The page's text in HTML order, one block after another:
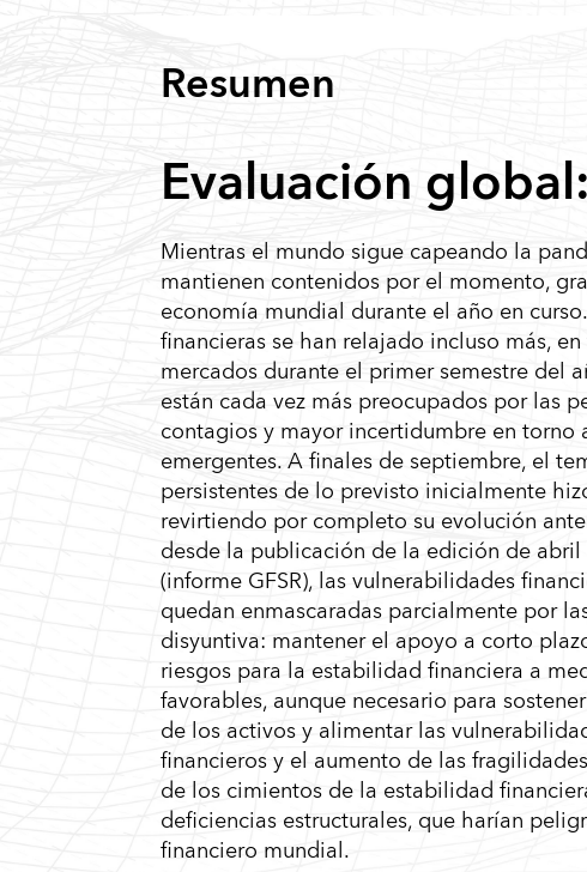
Resumen
Evaluación
Mientras el mundo sigue capeando la
mantienen contenidos por el momento,
economía mundial durante el año en
financieras se han relajado incluso más,
mercados durante el primer semestre del
están cada vez más preocupados por las
contagios y mayor incertidumbre en
emergentes. A finales de septiembre, el
persistentes de lo previsto inicialmente
revirtiendo por completo su evolución
desde la publicación de la edición de abril
(informe GFSR), las vulnerabilidades
quedan enmascaradas parcialmente por
disyuntiva: mantener el apoyo a corto
riesgos para la estabilidad financiera a
favorables, aunque necesario para
de los activos y alimentar las
financieros y el aumento de las
de los cimientos de la estabilidad
deficiencias estructurales, que harían
financiero mundial.